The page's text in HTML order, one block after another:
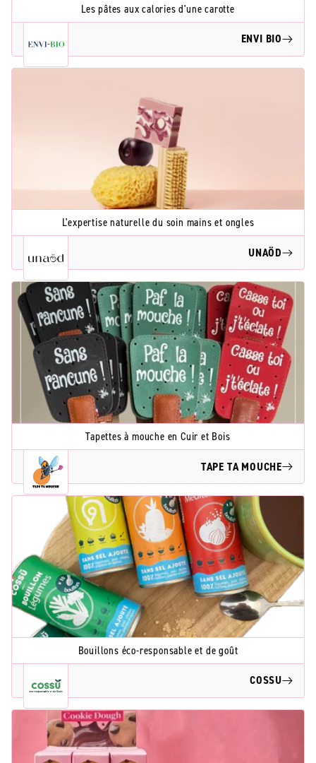
Les pâtes aux calories d'une carotte
ENVI BIO
L'expertise naturelle du soin mains et ongles
UNAÖD
Tapettes à mouche en Cuir et Bois
TAPE TA MOUCHE
Bouillons éco-responsable et de goût
COSSU